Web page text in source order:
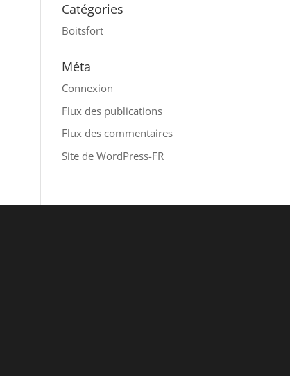
Catégories
Boitsfort
Méta
Connexion
Flux des publications
Flux des commentaires
Site de WordPress-FR